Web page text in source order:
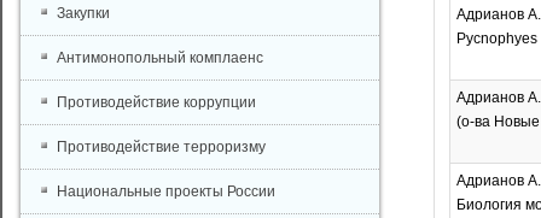
Адрианов
Адрианов
(о-ва
Адрианов
Биология
Закупки
Антимонопольный комплаенс
Противодействие коррупции
Противодействие терроризму
Национальные проекты России